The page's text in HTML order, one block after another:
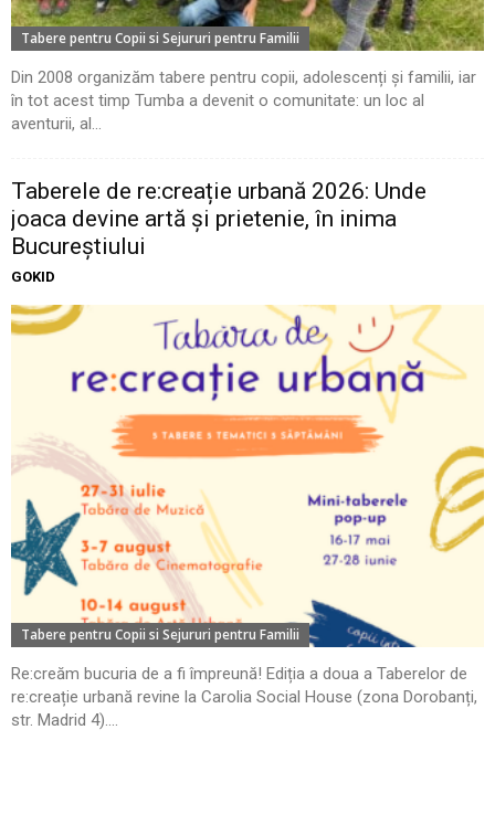
Tabere pentru Copii si Sejururi pentru Familii
Din 2008 organizăm tabere pentru copii, adolescenți și familii, iar
în tot acest timp Tumba a devenit o comunitate: un loc al
aventurii, al...
Taberele de re:creație urbană 2026: Unde
joaca devine artă și prietenie, în inima
Bucureștiului
GOKID
Tabere pentru Copii si Sejururi pentru Familii
Re:creăm bucuria de a fi împreună! Ediția a doua a Taberelor de
re:creație urbană revine la Carolia Social House (zona Dorobanți,
str. Madrid 4)....